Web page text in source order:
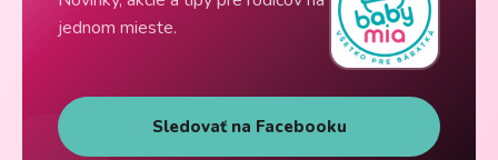
jednom mieste.
Sledovať na Facebooku